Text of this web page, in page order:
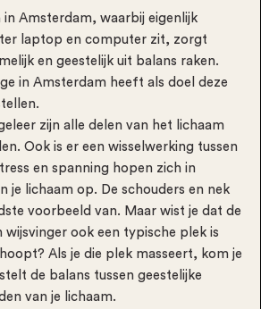
in Amsterdam, waarbij eigenlijk
laptop en computer zit, zorgt
en geestelijk uit balans raken.
in Amsterdam heeft als doel deze
zijn alle delen van het lichaam
Ook is er een wisselwerking tussen
en spanning hopen zich in
je lichaam op. De schouders en nek
voorbeeld van. Maar wist je dat de
wijsvinger ook een typische plek is
Als je die plek masseert, kom je
de balans tussen geestelijke
van je lichaam.